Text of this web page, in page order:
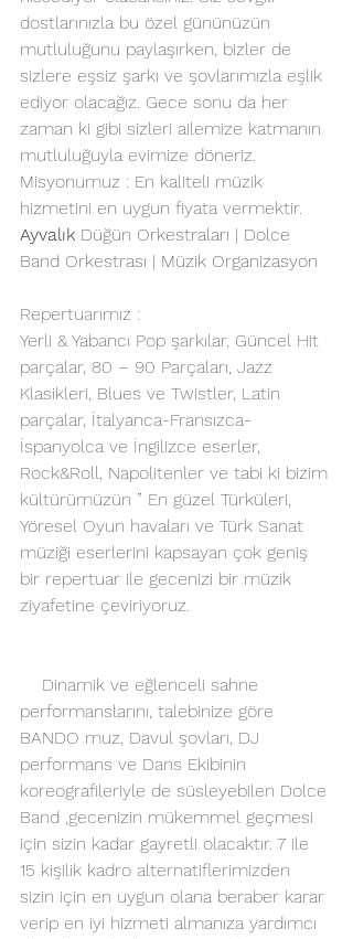
dostlarınızla bu özel gününüzün
mutluluğunu paylaşırken, bizler de
sizlere eşsiz şarkı ve şovlarımızla eşlik
ediyor olacağız. Gece sonu da her
zaman ki gibi sizleri ailemize katmanın
mutluluğuyla evimize döneriz.
Misyonumuz : En kaliteli müzik
hizmetini en uygun fiyata vermektir.
Ayvalık Düğün Orkestraları | Dolce
Band Orkestrası | Müzik Organizasyon
Repertuarımız :
Yerli & Yabancı Pop şarkılar, Güncel Hit
parçalar, 80 – 90 Parçaları, Jazz
Klasikleri, Blues ve Twistler, Latin
parçalar, İtalyanca-Fransızca-
İspanyolca ve İngilizce eserler,
Rock&Roll, Napolitenler ve tabi ki bizim
kültürümüzün ” En güzel Türküleri,
Yöresel Oyun havaları ve Türk Sanat
müziği eserlerini kapsayan çok geniş
bir repertuar ile gecenizi bir müzik
ziyafetine çeviriyoruz.
Dinamik ve eğlenceli sahne
performanslarını, talebinize göre
BANDO muz, Davul şovları, DJ
performans ve Dans Ekibinin
koreografileriyle de süsleyebilen Dolce
Band ,gecenizin mükemmel geçmesi
için sizin kadar gayretli olacaktır. 7 ile
15 kişilik kadro alternatiflerimizden
sizin için en uygun olana beraber karar
verip en iyi hizmeti almanıza yardımcı